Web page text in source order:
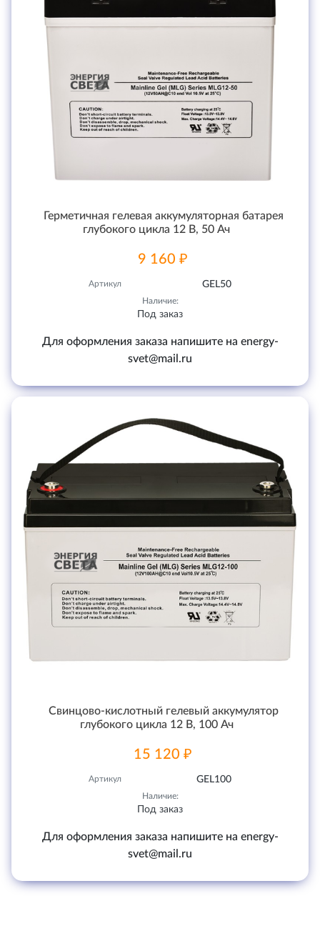
Герметичная гелевая аккумуляторная батарея
глубокого цикла 12 В, 50 Ач
9 160 ₽
Артикул GEL50
Наличие:
Под заказ
Для оформления заказа напишите на energy-
svet@mail.ru
Свинцово-кислотный гелевый аккумулятор
глубокого цикла 12 В, 100 Ач
15 120 ₽
Артикул GEL100
Наличие:
Под заказ
Для оформления заказа напишите на energy-
svet@mail.ru